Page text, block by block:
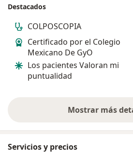
Destacados
COLPOSCOPIA
Certificado por el Colegio
Mexicano De GyO
Los pacientes Valoran mi
puntualidad
Mostrar mássobre
Servicios y precios